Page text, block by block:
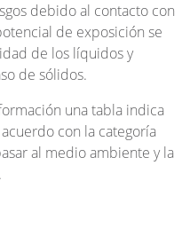
debido al contacto con
de exposición se
de los líquidos y
de sólidos.
una tabla indica
con la categoría
al medio ambiente y la